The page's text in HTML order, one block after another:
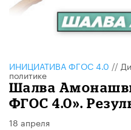
ИНИЦИАТИВА ФГОС 4.0 //
политике
Шалва
ФГОС 4.0».
18 апреля